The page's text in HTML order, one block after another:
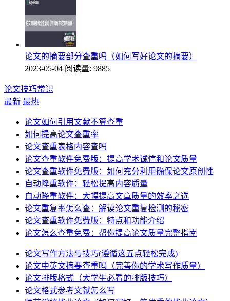
论文的摘要部分查重吗（如何写好论文的摘要）
2023-05-04 阅读量: 9885
论文技巧常识
最新 最热
论文如何引用文献不算查重
如何提高论文查重率
论文查重表格内容查吗
论文查重软件免费版：提高学术诚信和论文质量
论文查重软件免费版：如何充分利用确保论文原创性
自动降重软件：轻松提高内容质量
自动降重软件：大幅提高文章质量的效率之选
论文重复率怎么查：解读论文重复检测的秘密
论文查重软件免费版：特点和功能介绍
论文怎么查重免费：帮你提高论文质量完整指南
论文写作方法与技巧(遵循这五点轻松完成)
论文中英文摘要查重吗（完善你的学术写作质量）
论文排版格式（大学生必看的排版技巧）
论文格式参考文献怎么写